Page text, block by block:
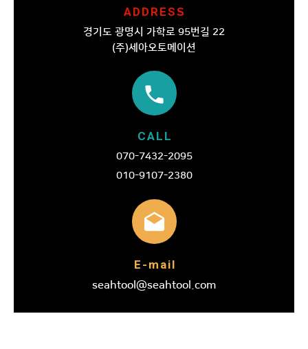
ADDRESS
경기도 광명시 가학로 95번길 22
(주)세아오토메이션
phone
CALL
070-7432-2095
010-9107-2380
drafts
E-mail
seahtool@seahtool.com